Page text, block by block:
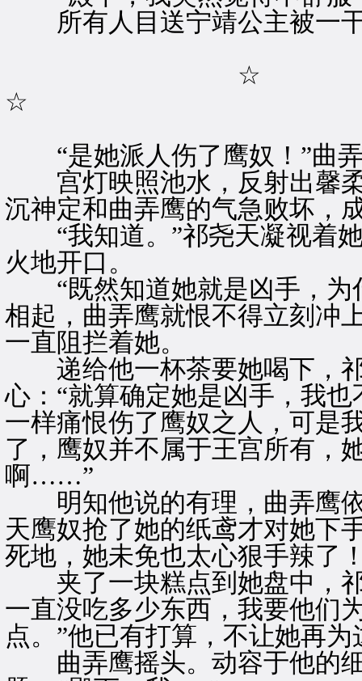
所有人目送宁靖公主被一干
☆
☆
“是她派人伤了鹰奴！”曲弄
宫灯映照池水，反射出馨柔
沉神定和曲弄鹰的气急败坏，
“我知道。”祁尧天凝视着她
火地开口。
“既然知道她就是凶手，为
相起，曲弄鹰就恨不得立刻冲
一直阻拦着她。
递给他一杯茶要她喝下，祁
心：“就算确定她是凶手，我
一样痛恨伤了鹰奴之人，可
了，鹰奴并不属于王宫所有，
啊……”
明知他说的有理，曲弄鹰依
天鹰奴抢了她的纸鸢才对她下
死地，她未免也太心狠手辣了
夹了一块糕点到她盘中，祁
一直没吃多少东西，我要他们
点。”他已有打算，不让她再
曲弄鹰摇头。动容于他的细